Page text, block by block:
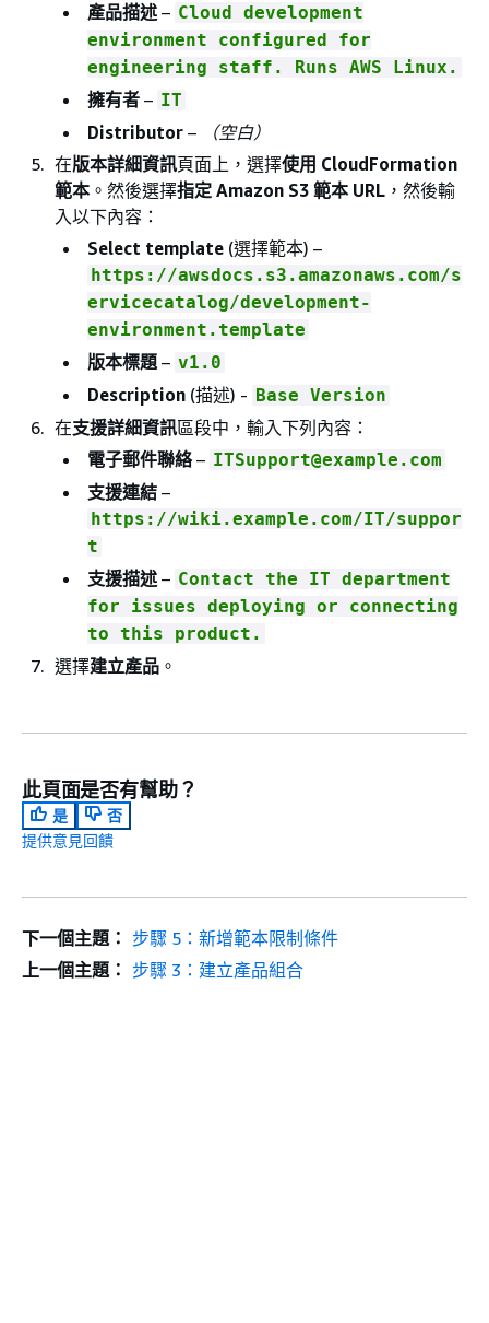
產品描述 – Cloud development
environment configured for
engineering staff. Runs AWS Linux.
擁有者 – IT
Distributor –
（空白）
在版本詳細資訊頁面上，選擇使用 CloudFormation
範本。然後選擇指定 Amazon S3 範本 URL ，然後輸
入以下內容：
Select template (選擇範本) –
https://awsdocs.s3.amazonaws.com/s
ervicecatalog/development-
environment.template
版本標題– v1.0
Description (描述) - Base Version
在支援詳細資訊區段中，輸入下列內容：
電子郵件聯絡– ITSupport@example.com
支援連結 –
https://wiki.example.com/IT/suppor
t
支援描述 – Contact the IT department
for issues deploying or connecting
to this product.
選擇建立產品 。
此頁面是否有幫助？
是
否
提供意見回饋
下一個主題： 步驟 5：新增範本限制條件
上一個主題： 步驟 3：建立產品組合